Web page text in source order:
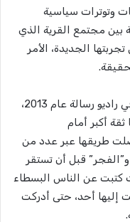
وتوترات سياسية
مجتمع القرية الذي
الجديدة، الأمر
في عامها الجامعي الثاني بدأت العمل في راديو رسالة عام 2013،
أكبر أمام
وبعد تخرجها عام 2017 واصلت طريقها عبر عدد من
قبل أن تستقر
كتبت عن الناس البسطاء
إليها أحد، حتى أدركت